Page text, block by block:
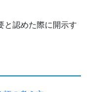
と認めた際に開示す